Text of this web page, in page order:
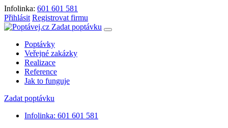
Infolinka: 601 601 581
Přihlásit Registrovat firmu
Zadat poptávku
Poptávky
Veřejné zakázky
Realizace
Reference
Jak to funguje
Zadat poptávku
Infolinka: 601 601 581